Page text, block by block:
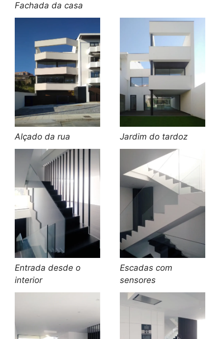
Fachada da casa
Alçado da rua Jardim do tardoz
Entrada desde o
interior
Escadas com
sensores